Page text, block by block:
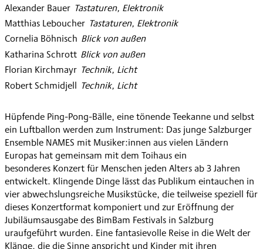
Alexander Bauer
: Tastaturen, Elektronik
Matthias Leboucher
: Tastaturen, Elektronik
Cornelia Böhnisch: Blick von außen
Katharina Schrott
: Blick von außen
Florian Kirchmayr
: Technik, Licht
Robert Schmidjell: Technik, Licht
Hüpfende Ping-Pong-Bälle, eine tönende Teekanne und selbst
ein Luftballon werden zum Instrument: Das junge Salzburger
Ensemble NAMES mit Musiker:innen aus vielen Ländern
Europas hat gemeinsam mit dem Toihaus ein
besonderes Konzert für Menschen jeden Alters ab 3 Jahren
entwickelt. Klingende Dinge lässt das Publikum eintauchen in
vier abwechslungsreiche Musikstücke, die teilweise speziell für
dieses Konzertformat komponiert und zur Eröffnung der
Jubiläumsausgabe des BimBam Festivals in Salzburg
uraufgeführt wurden. Eine fantasievolle Reise in die Welt der
Klänge, die die Sinne anspricht und Kinder mit ihren